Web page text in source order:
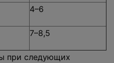
4–6
7–8,5
при следующих